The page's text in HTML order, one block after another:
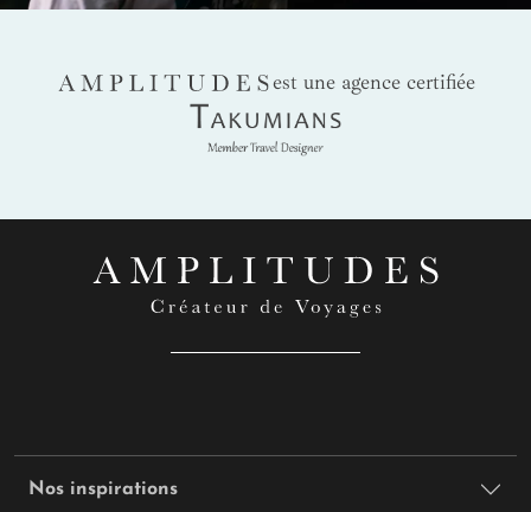
AMPLITUDES
est une agence certifiée
Takumians
Nos inspirations